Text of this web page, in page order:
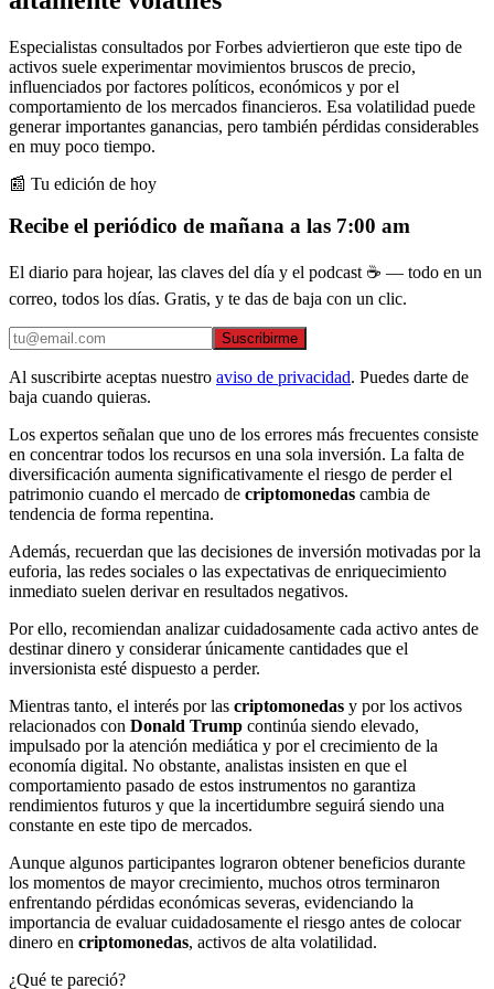
Especialistas consultados por Forbes adviertieron que este tipo de
activos suele experimentar movimientos bruscos de precio,
influenciados por factores políticos, económicos y por el
comportamiento de los mercados financieros. Esa volatilidad puede
generar importantes ganancias, pero también pérdidas considerables
en muy poco tiempo.
📰 Tu edición de hoy
Recibe el periódico de mañana a las 7:00 am
El diario para hojear, las claves del día y el podcast ☕ — todo en un
correo, todos los días. Gratis, y te das de baja con un clic.
Suscribirme
Al suscribirte aceptas nuestro aviso de privacidad. Puedes darte de
baja cuando quieras.
Los expertos señalan que uno de los errores más frecuentes consiste
en concentrar todos los recursos en una sola inversión. La falta de
diversificación aumenta significativamente el riesgo de perder el
patrimonio cuando el mercado de criptomonedas cambia de
tendencia de forma repentina.
Además, recuerdan que las decisiones de inversión motivadas por la
euforia, las redes sociales o las expectativas de enriquecimiento
inmediato suelen derivar en resultados negativos.
Por ello, recomiendan analizar cuidadosamente cada activo antes de
destinar dinero y considerar únicamente cantidades que el
inversionista esté dispuesto a perder.
Mientras tanto, el interés por las criptomonedas y por los activos
relacionados con Donald Trump continúa siendo elevado,
impulsado por la atención mediática y por el crecimiento de la
economía digital. No obstante, analistas insisten en que el
comportamiento pasado de estos instrumentos no garantiza
rendimientos futuros y que la incertidumbre seguirá siendo una
constante en este tipo de mercados.
Aunque algunos participantes lograron obtener beneficios durante
los momentos de mayor crecimiento, muchos otros terminaron
enfrentando pérdidas económicas severas, evidenciando la
importancia de evaluar cuidadosamente el riesgo antes de colocar
dinero en criptomonedas, activos de alta volatilidad.
¿Qué te pareció?